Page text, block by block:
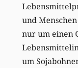
und
nur um einen
um